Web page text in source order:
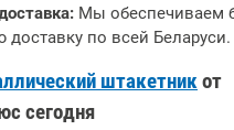
Мы обеспечиваем
доставку по всей Беларуси.
штакетник от
сегодня